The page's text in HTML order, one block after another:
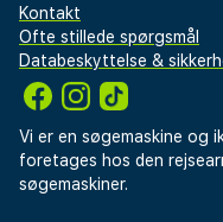
Kontakt
Ofte stillede spørgsmål
Databeskyttelse &
Vi er en søgemaskine og
foretages hos den
søgemaskiner.